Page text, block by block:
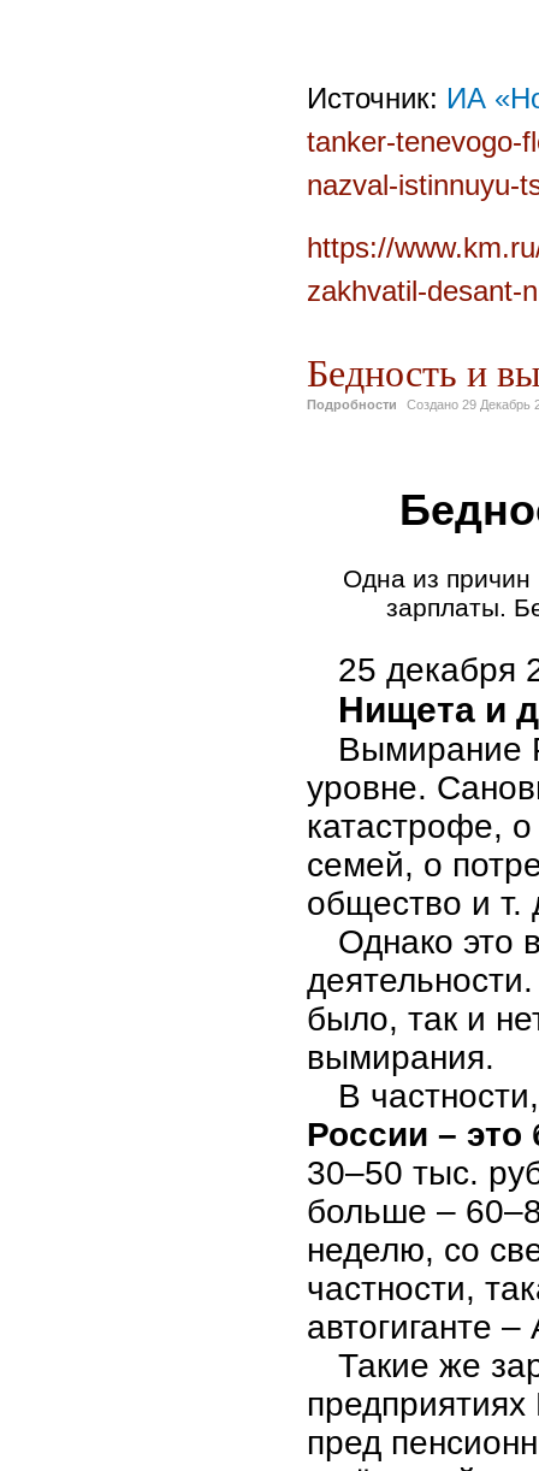
Источник: ИА
tanker-tenevogo-
nazval-istinnuyu-
https://
zakhvatil-desant-
Бедность и
Подробности Создано 29 Декабрь
Одна из причин
зарплаты.
25 декабря
Нищета и
Вымирание
уровне.
катастрофе,
семей, о
общество и т.
Однако это
было, так и
вымирания.
В
России –
30–50 тыс.
больше –
неделю, со
частности,
автогиганте
Такие же
пред